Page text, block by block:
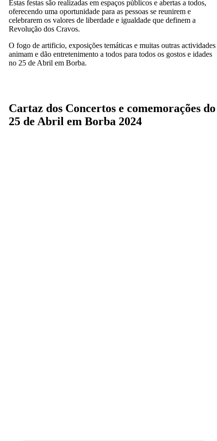
Estas festas são realizadas em espaços públicos e abertas a todos,
oferecendo uma oportunidade para as pessoas se reunirem e
celebrarem os valores de liberdade e igualdade que definem a
Revolução dos Cravos.
O fogo de artificio, exposições temáticas e muitas outras actividades
animam e dão entretenimento a todos para todos os gostos e idades
no 25 de Abril em Borba.
Cartaz dos Concertos e comemorações do
25 de Abril em Borba 2024